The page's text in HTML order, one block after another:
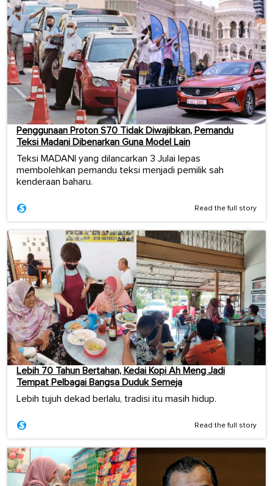
Penggunaan Proton S70 Tidak Diwajibkan, Pemandu
Teksi Madani Dibenarkan Guna Model Lain
Teksi MADANI yang dilancarkan 3 Julai lepas
membolehkan pemandu teksi menjadi pemilik sah
kenderaan baharu.
Read the full story
Lebih 70 Tahun Bertahan, Kedai Kopi Ah Meng Jadi
Tempat Pelbagai Bangsa Duduk Semeja
Lebih tujuh dekad berlalu, tradisi itu masih hidup.
Read the full story